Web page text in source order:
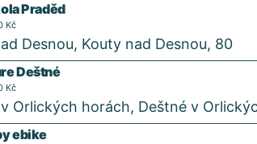
Praděd
Kč
Desnou, Kouty nad Desnou, 80
Deštné
Kč
Orlických horách, Deštné v
ebike